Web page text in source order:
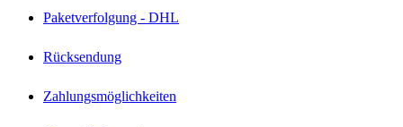
Paketverfolgung - DHL
Rücksendung
Zahlungsmöglichkeiten